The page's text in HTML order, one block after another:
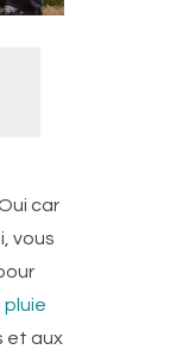
car
vous
et aux